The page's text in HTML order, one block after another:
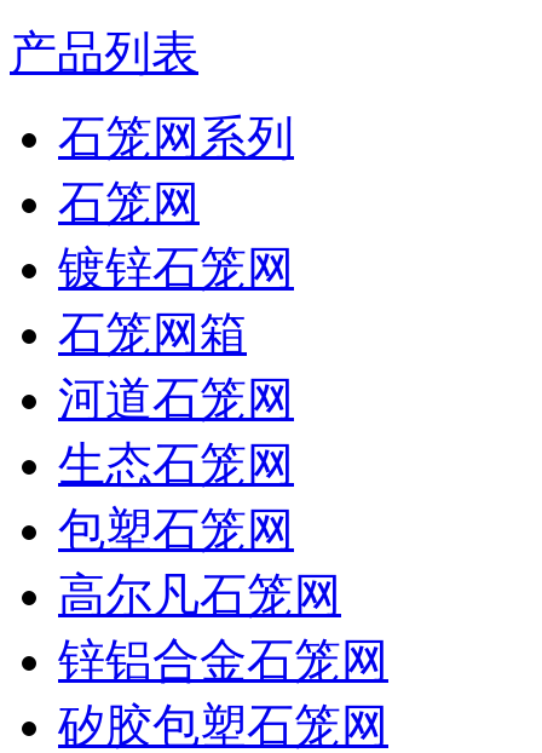
产品列表
石笼网系列
石笼网
镀锌石笼网
石笼网箱
河道石笼网
生态石笼网
包塑石笼网
高尔凡石笼网
锌铝合金石笼网
矽胶包塑石笼网